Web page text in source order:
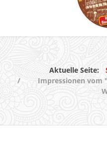
Aktuelle Seite:
Impressionen vom